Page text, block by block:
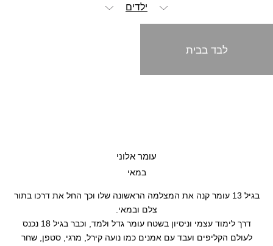
ילדים
מזון ומשקאות
סטוריטלינג
לבד בבית
עומר אלוני
במאי
בגיל 13 עומר קנה את המצלמה הראשונה שלו וכך החל את דרכו בתור
צלם ובמאי.
דרך לימוד עצמי וניסיון בשטח עומר גדל ולמד, וכבר בגיל 18 נכנס
לעולם הקליפים ועבד עם אמנים כמו נועה קירל, מרגי, סטפן, שחר